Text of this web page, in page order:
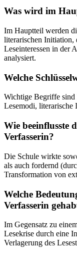
Was wird im
Im Hauptteil werden
literarischen Initiation,
Leseinteressen in der
analysiert.
Welche
Wichtige Begriffe sind
Lesemodi, literarische
Wie beeinflusste
Verfasserin?
Die Schule wirkte
als auch fordernd
Transformation von
Welche
Verfasserin
Im Gegensatz zu
Lesekrise durch eine
Verlagerung des